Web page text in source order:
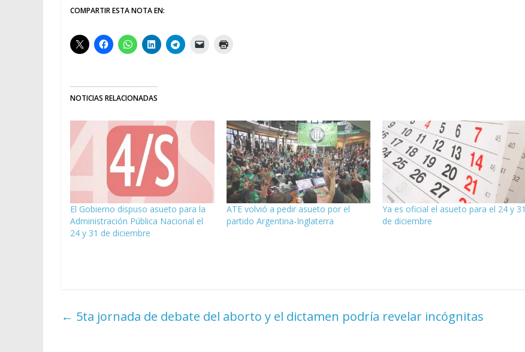
COMPARTIR ESTA NOTA EN:
NOTICIAS RELACIONADAS
El Gobierno dispuso asueto para la
Administración Pública Nacional el
24 y 31 de diciembre
ATE volvió a pedir asueto por el
partido Argentina-Inglaterra
Ya es oficial el asueto para el 24 y 31
de diciembre
← 5ta jornada de debate del aborto y el dictamen podría revelar incógnitas